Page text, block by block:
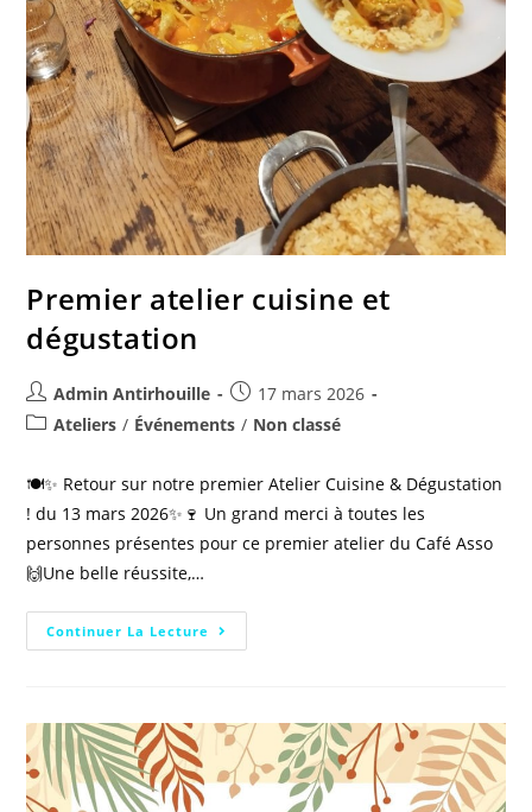
Premier atelier cuisine et
dégustation
Admin Antirhouille
17 mars 2026
Ateliers / Événements / Non classé
🍽️✨ Retour sur notre premier Atelier Cuisine & Dégustation
! du 13 mars 2026✨🍷 Un grand merci à toutes les
personnes présentes pour ce premier atelier du Café Asso
🙌Une belle réussite,…
Continuer La Lecture